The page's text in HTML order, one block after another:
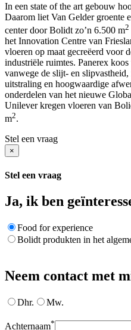
In een state of the art gebouw
Daarom liet Van Gelder groente
center door Bolidt zo’n 6.500 m2
het Innovation Centre van
vloeren op maat gecreëerd voor
industriële ruimtes. Panerex
vanwege de slijt- en
uitstraling en hoogwaardige
onderdelen van het nieuwe
Unilever kregen vloeren van
m2.
Stel een vraag
×
Stel een vraag
Ja, ik ben
Food for experience
Bolidt produkten in het
Neem contact met
Dhr. Mw.
Achternaam*